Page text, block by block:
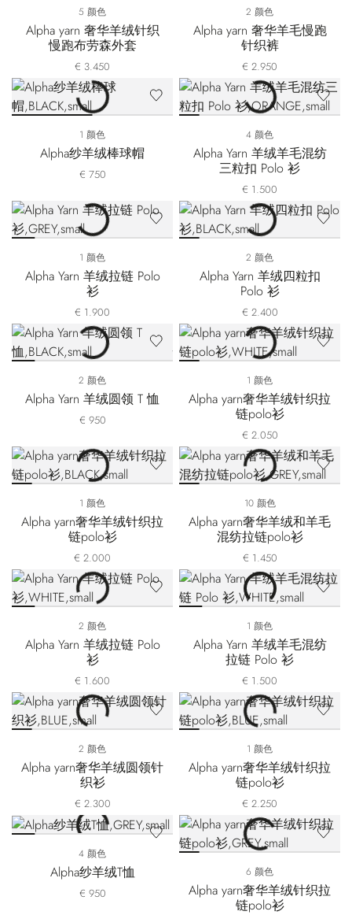
5 颜色
Alpha yarn 奢华羊绒针织
慢跑布劳森外套
€ 3.450
2 颜色
Alpha yarn 奢华羊毛慢跑
针织裤
€ 2.950
1 颜色
Alpha纱羊绒棒球帽
€ 750
4 颜色
Alpha Yarn 羊绒羊毛混纺
三粒扣 Polo 衫
€ 1.500
1 颜色
Alpha Yarn 羊绒拉链 Polo
衫
€ 1.900
2 颜色
Alpha Yarn 羊绒四粒扣
Polo 衫
€ 2.400
2 颜色
Alpha Yarn 羊绒圆领 T 恤
€ 950
1 颜色
Alpha yarn奢华羊绒针织拉
链polo衫
€ 2.050
1 颜色
Alpha yarn奢华羊绒针织拉
链polo衫
€ 2.000
10 颜色
Alpha yarn奢华羊绒和羊毛
混纺拉链polo衫
€ 1.450
2 颜色
Alpha Yarn 羊绒拉链 Polo
衫
€ 1.600
1 颜色
Alpha Yarn 羊绒羊毛混纺
拉链 Polo 衫
€ 1.500
2 颜色
Alpha yarn奢华羊绒圆领针
织衫
€ 2.300
1 颜色
Alpha yarn奢华羊绒针织拉
链polo衫
€ 2.250
4 颜色
Alpha纱羊绒T恤
€ 950
6 颜色
Alpha yarn奢华羊绒针织拉
链polo衫